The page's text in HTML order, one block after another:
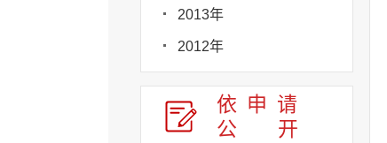
2013年
2012年
依申请
公
开